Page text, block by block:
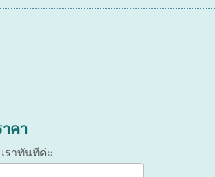
าคา
ราทันทีค่ะ